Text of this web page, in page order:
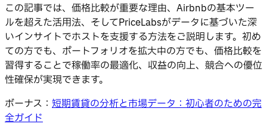
この記事では、価格比較が重要な理由、Airbnbの基本ツー
ルを超えた活用法、そしてPriceLabsがデータに基づいた深
いインサイトでホストを支援する方法をご説明します。初め
ての方でも、ポートフォリオを拡大中の方でも、価格比較を
習得することで稼働率の最適化、収益の向上、競合への優位
性確保が実現できます。
ボーナス： 短期賃貸の分析と市場データ：初心者のための完
全ガイド